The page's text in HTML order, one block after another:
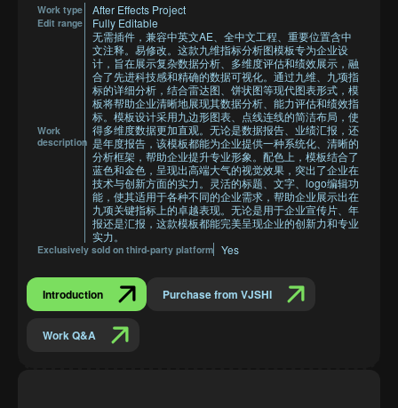
Work type After Effects Project
Edit range Fully Editable
Work
description
无需插件，兼容中英文AE、全中文工程、重要位置含中
文注释。易修改。这款九维指标分析图模板专为企业设
计，旨在展示复杂数据分析、多维度评估和绩效展示，融
合了先进科技感和精确的数据可视化。通过九维、九项指
标的详细分析，结合雷达图、饼状图等现代图表形式，模
板将帮助企业清晰地展现其数据分析、能力评估和绩效指
标。模板设计采用九边形图表、点线连线的简洁布局，使
得多维度数据更加直观。无论是数据报告、业绩汇报，还
是年度报告，该模板都能为企业提供一种系统化、清晰的
分析框架，帮助企业提升专业形象。配色上，模板结合了
蓝色和金色，呈现出高端大气的视觉效果，突出了企业在
技术与创新方面的实力。灵活的标题、文字、logo编辑功
能，使其适用于各种不同的企业需求，帮助企业展示出在
九项关键指标上的卓越表现。无论是用于企业宣传片、年
报还是汇报，这款模板都能完美呈现企业的创新力和专业
实力。
Exclusively sold on third-party platform Yes
Introduction Purchase from VJSHI
Work Q&A